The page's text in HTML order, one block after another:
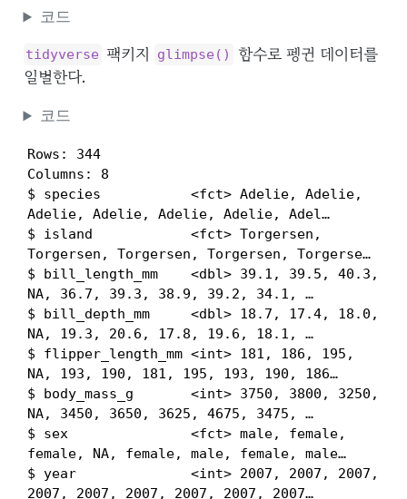
코드
tidyverse 팩키지 glimpse()
함수로 펭귄 데이터를
일별한다.
코드
Rows: 344
Columns: 8
$ species           <fct> Adelie, Adelie,
Adelie, Adelie, Adelie, Adelie, Adel…
$ island            <fct> Torgersen,
Torgersen, Torgersen, Torgersen, Torgerse…
$ bill_length_mm    <dbl> 39.1, 39.5, 40.3,
NA, 36.7, 39.3, 38.9, 39.2, 34.1, …
$ bill_depth_mm     <dbl> 18.7, 17.4, 18.0,
NA, 19.3, 20.6, 17.8, 19.6, 18.1, …
$ flipper_length_mm <int> 181, 186, 195,
NA, 193, 190, 181, 195, 193, 190, 186…
$ body_mass_g       <int> 3750, 3800, 3250,
NA, 3450, 3650, 3625, 4675, 3475, …
$ sex               <fct> male, female,
female, NA, female, male, female, male…
$ year              <int> 2007, 2007, 2007,
2007, 2007, 2007, 2007, 2007, 2007…